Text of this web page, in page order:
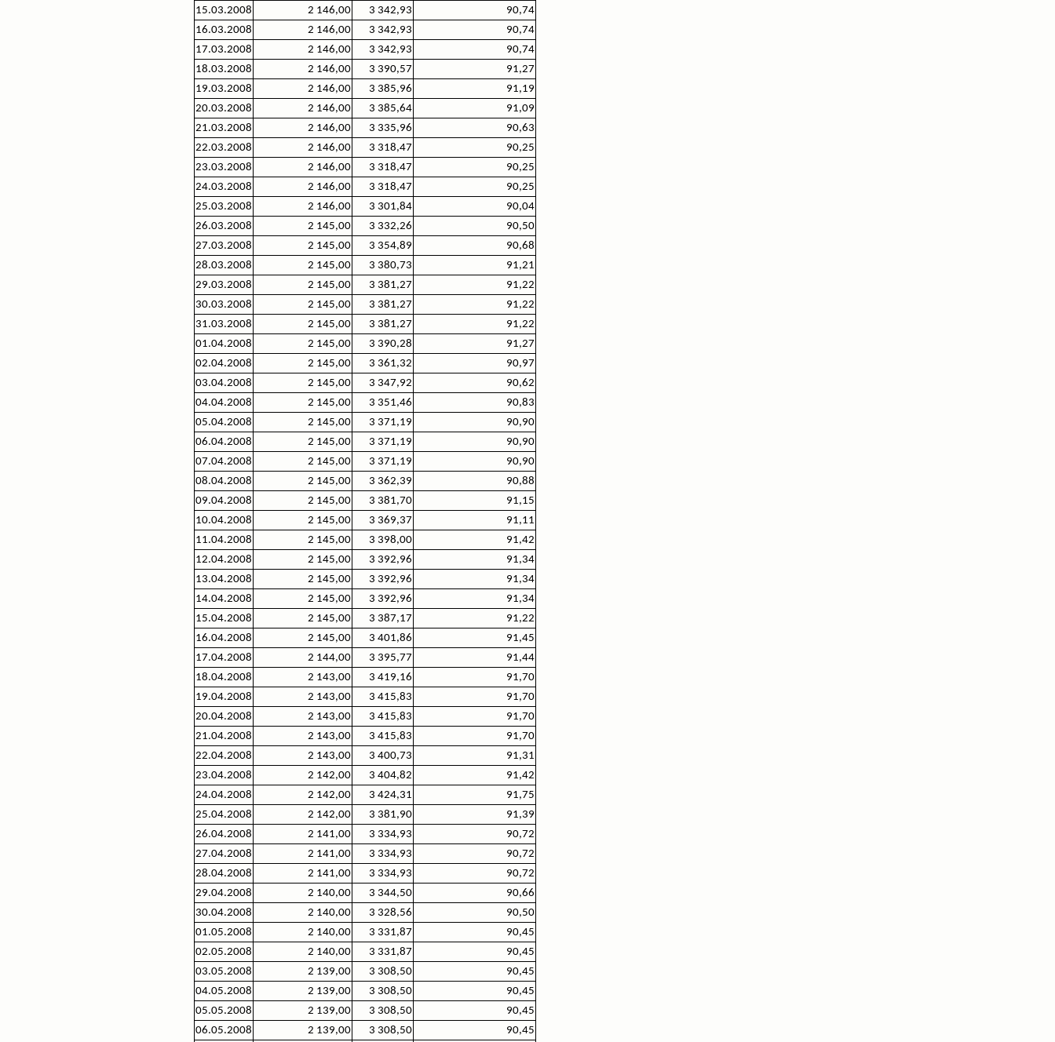
15.03.2008
2 146,00 3 342,93
90,74
16.03.2008
2 146,00 3 342,93
90,74
17.03.2008
2 146,00 3 342,93
90,74
18.03.2008
2 146,00 3 390,57
91,27
19.03.2008
2 146,00 3 385,96
91,19
20.03.2008
2 146,00 3 385,64
91,09
21.03.2008
2 146,00 3 335,96
90,63
22.03.2008
2 146,00 3 318,47
90,25
23.03.2008
2 146,00 3 318,47
90,25
24.03.2008
2 146,00 3 318,47
90,25
25.03.2008
2 146,00 3 301,84
90,04
26.03.2008
2 145,00 3 332,26
90,50
27.03.2008
2 145,00 3 354,89
90,68
28.03.2008
2 145,00 3 380,73
91,21
29.03.2008
2 145,00 3 381,27
91,22
30.03.2008
2 145,00 3 381,27
91,22
31.03.2008
2 145,00 3 381,27
91,22
01.04.2008
2 145,00 3 390,28
91,27
02.04.2008
2 145,00 3 361,32
90,97
03.04.2008
2 145,00 3 347,92
90,62
04.04.2008
2 145,00 3 351,46
90,83
05.04.2008
2 145,00 3 371,19
90,90
06.04.2008
2 145,00 3 371,19
90,90
07.04.2008
2 145,00 3 371,19
90,90
08.04.2008
2 145,00 3 362,39
90,88
09.04.2008
2 145,00 3 381,70
91,15
10.04.2008
2 145,00 3 369,37
91,11
11.04.2008
2 145,00 3 398,00
91,42
12.04.2008
2 145,00 3 392,96
91,34
13.04.2008
2 145,00 3 392,96
91,34
14.04.2008
2 145,00 3 392,96
91,34
15.04.2008
2 145,00 3 387,17
91,22
16.04.2008
2 145,00 3 401,86
91,45
17.04.2008
2 144,00 3 395,77
91,44
18.04.2008
2 143,00 3 419,16
91,70
19.04.2008
2 143,00 3 415,83
91,70
20.04.2008
2 143,00 3 415,83
91,70
21.04.2008
2 143,00 3 415,83
91,70
22.04.2008
2 143,00 3 400,73
91,31
23.04.2008
2 142,00 3 404,82
91,42
24.04.2008
2 142,00 3 424,31
91,75
25.04.2008
2 142,00 3 381,90
91,39
26.04.2008
2 141,00 3 334,93
90,72
27.04.2008
2 141,00 3 334,93
90,72
28.04.2008
2 141,00 3 334,93
90,72
29.04.2008
2 140,00 3 344,50
90,66
30.04.2008
2 140,00 3 328,56
90,50
01.05.2008
2 140,00 3 331,87
90,45
02.05.2008
2 140,00 3 331,87
90,45
03.05.2008
2 139,00 3 308,50
90,45
04.05.2008
2 139,00 3 308,50
90,45
05.05.2008
2 139,00 3 308,50
90,45
06.05.2008
2 139,00 3 308,50 90,45